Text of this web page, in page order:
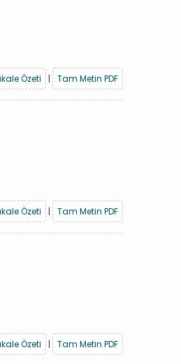
Özeti
| Tam Metin PDF
Özeti
| Tam Metin PDF
Özeti
| Tam Metin PDF